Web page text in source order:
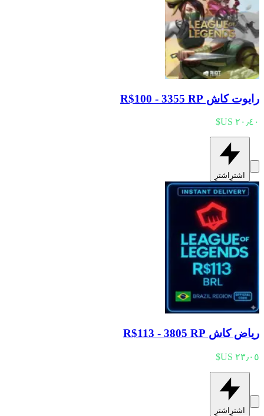
رايوت كاش R$100 - 3355 RP
اشترِ اشترِ
رياض كاش R$113 - 3805 RP
اشترِ اشترِ